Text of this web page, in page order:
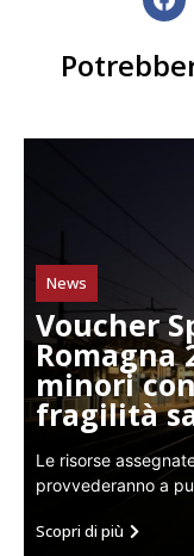
News
Voucher
Romagna
minori
fragilità
Le risorse
provvederanno a
Scopri di più